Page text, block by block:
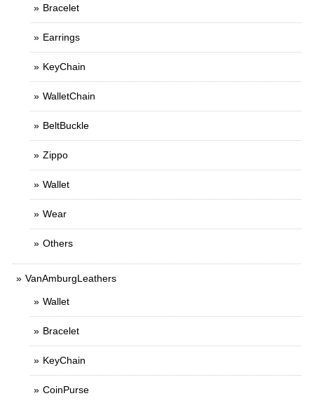
Bracelet
Earrings
KeyChain
WalletChain
BeltBuckle
Zippo
Wallet
Wear
Others
VanAmburgLeathers
Wallet
Bracelet
KeyChain
CoinPurse